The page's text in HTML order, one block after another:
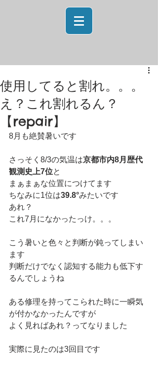
使用してると割れ。。。
え？これ割れるん？
【repair】
8月も絶賛暑いです
さっそく8/3の気温は京都市内8月歴代
観測史上7位と
まぁまぁな位置につけてます
ちなみに1位は39.8°みたいです
あれ？
これ7月になかったっけ。。。
こう暑いと色々と判断が鈍ってしまい
ます
判断だけでなく認知する能力も低下す
るんでしょうね
ある修理を持ってこられた時に一瞬気
が付かなかったんですが
よく見ればあれ？ってなりました
実際に見たのは3回目です